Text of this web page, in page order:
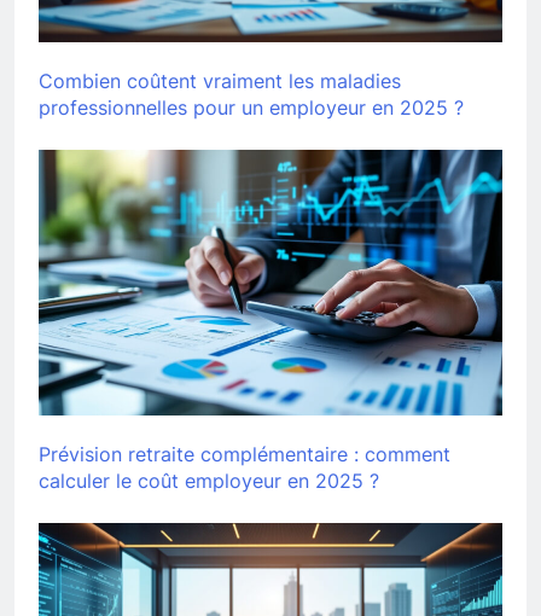
Combien coûtent vraiment les maladies
professionnelles pour un employeur en 2025 ?
Prévision retraite complémentaire : comment
calculer le coût employeur en 2025 ?